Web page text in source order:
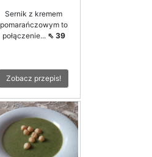
Sernik z kremem
pomarańczowym to
połączenie... ⇖ 39
Zobacz przepis!